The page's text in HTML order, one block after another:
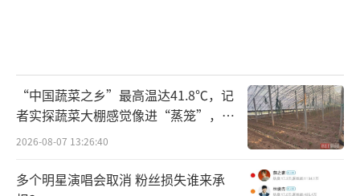
“中国蔬菜之乡”最高温达41.8℃，记
者实探蔬菜大棚感觉像进“蒸笼”，有
村民称只能凌晨两点起来干活
2026-08-07 13:26:40
多个明星演唱会取消 粉丝损失谁来承